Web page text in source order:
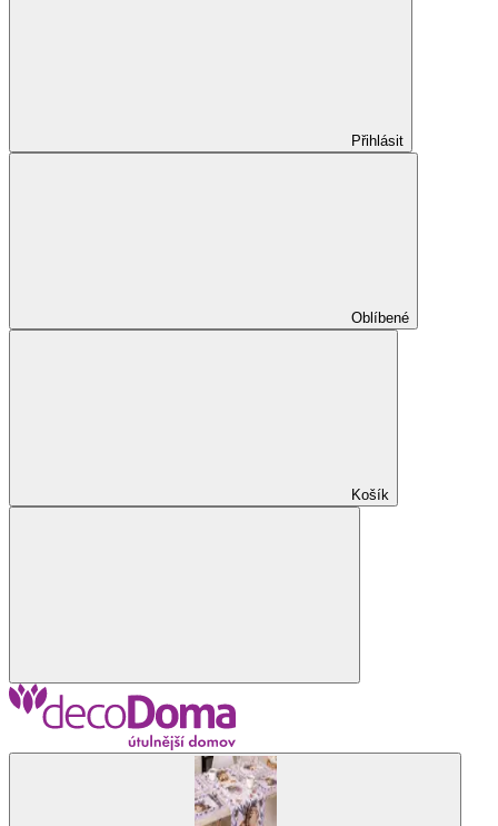
Přihlásit
Oblíbené
Košík